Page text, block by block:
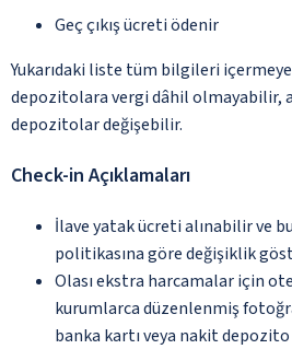
Geç çıkış ücreti ödenir
Yukarıdaki liste tüm bilgileri
depozitolara vergi dâhil olmayabilir,
depozitolar değişebilir.
Check-in Açıklamaları
İlave yatak ücreti alınabilir ve
politikasına göre değişiklik
Olası ekstra harcamalar için
kurumlarca düzenlenmiş
banka kartı veya nakit